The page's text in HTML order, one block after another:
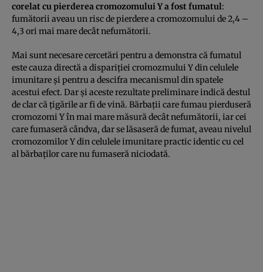
corelat cu pierderea cromozomului Y a fost fumatul:
fumătorii aveau un risc de pierdere a cromozomului de 2,4 –
4,3 ori mai mare decât nefumătorii.
Mai sunt necesare cercetări pentru a demonstra că fumatul
este cauza directă a dispariţiei cromozmului Y din celulele
imunitare şi pentru a descifra mecanismul din spatele
acestui efect. Dar şi aceste rezultate preliminare indică destul
de clar că ţigările ar fi de vină. Bărbaţii care fumau pierduseră
cromozomi Y în mai mare măsură decât nefumătorii, iar cei
care fumaseră cândva, dar se lăsaseră de fumat, aveau nivelul
cromozomilor Y din celulele imunitare practic identic cu cel
al bărbaţilor care nu fumaseră niciodată.